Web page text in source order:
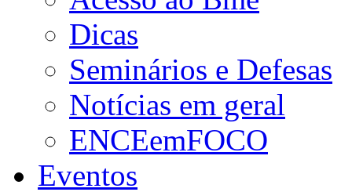
Dicas
Seminários e Defesas
Notícias em geral
ENCEemFOCO
Eventos